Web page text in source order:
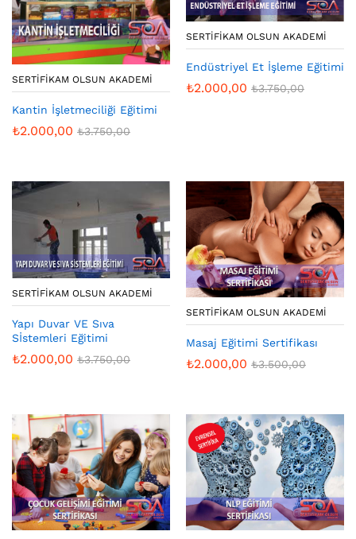
SERTIFIKAM OLSUN AKADEMI
Kantin İşletmeciliği Eğitimi
₺2.000,00 ₺3.750,00
SERTIFIKAM OLSUN AKADEMI
Endüstriyel Et İşleme Eğitimi
₺2.000,00 ₺3.750,00
SERTIFIKAM OLSUN AKADEMI
Yapı Duvar VE Sıva
Sİstemleri Eğitimi
₺2.000,00 ₺3.750,00
SERTIFIKAM OLSUN AKADEMI
Masaj Eğitimi Sertifikası
₺2.000,00 ₺3.500,00